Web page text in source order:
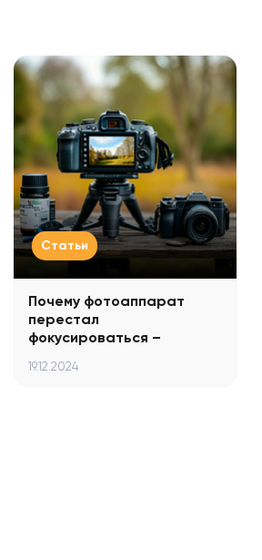
Статьи
Почему фотоаппарат
перестал
фокусироваться –
19.12.2024